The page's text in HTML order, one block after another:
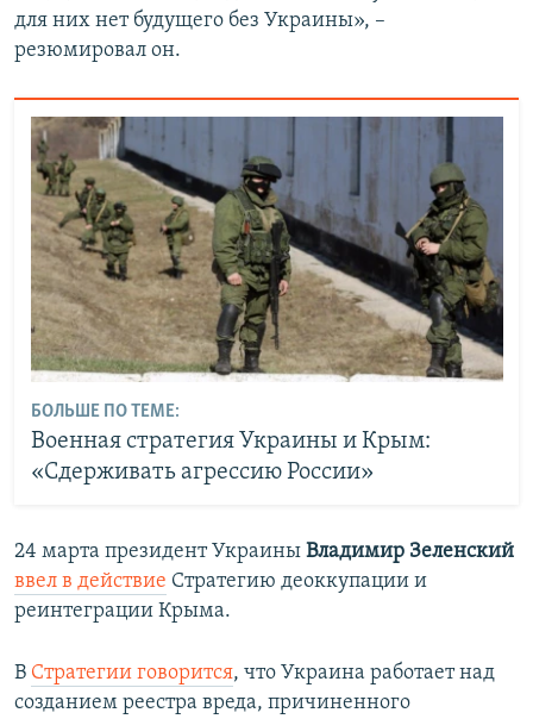
для них нет будущего без Украины», –
резюмировал он.
БОЛЬШЕ ПО ТЕМЕ:
Военная стратегия Украины и Крым:
«Сдерживать агрессию России»
24 марта президент Украины Владимир Зеленский
ввел в действие Стратегию деоккупации и
реинтеграции Крыма.
В Стратегии говорится, что Украина работает над
созданием реестра вреда, причиненного